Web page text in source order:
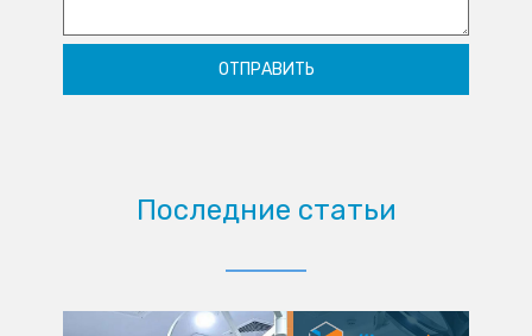
Последние статьи